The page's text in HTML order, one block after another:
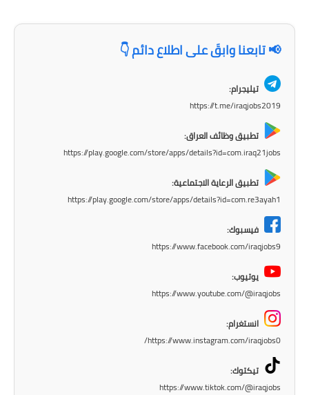
المرحلة الاعدادية
اسئلة وزارية
المرحلة الاعدادية
📢 تابعنا وابقَ على اطلاع دائم 👇
تيليجرام:
https://t.me/iraqjobs2019
تطبيق وظائف العراق:
https://play.google.com/store/apps/details?id=com.iraq21jobs
تطبيق الرعاية الاجتماعية:
https://play.google.com/store/apps/details?id=com.re3ayah1
فيسبوك:
https://www.facebook.com/iraqjobs9
يوتيوب:
https://www.youtube.com/@iraqjobs
انستغرام:
https://www.instagram.com/iraqjobs0/
تيكتوك:
https://www.tiktok.com/@iraqjobs